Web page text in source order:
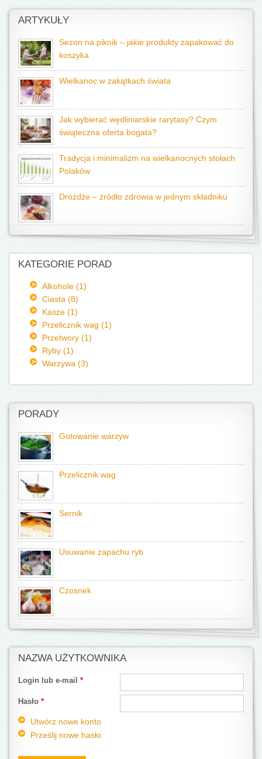
ARTYKUŁY
Sezon na piknik – jakie produkty zapakować do
koszyka
Wielkanoc w zakątkach świata
Jak wybierać wędliniarskie rarytasy? Czym
świąteczna oferta bogata?
Tradycja i minimalizm na wielkanocnych stołach
Polaków
Drożdże – źródło zdrowia w jednym składniku
KATEGORIE PORAD
Alkohole (1)
Ciasta (8)
Kasze (1)
Przelicznik wag (1)
Przetwory (1)
Ryby (1)
Warzywa (3)
PORADY
Gotowanie warzyw
Przelicznik wag
Sernik
Usuwanie zapachu ryb
Czosnek
NAZWA UŻYTKOWNIKA
Login lub e-mail *
Hasło *
Utwórz nowe konto
Prześlij nowe hasło